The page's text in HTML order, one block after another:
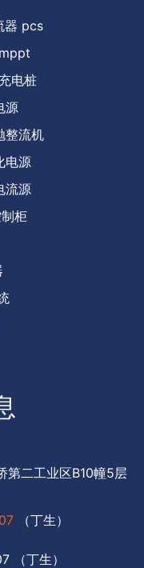
器 pcs
电桩
源
整流机
电源
流源
柜
第二工业区B10幢5层
（丁生）
（丁生）